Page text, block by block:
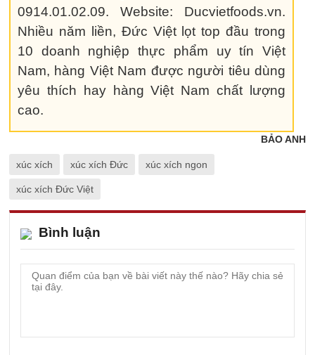
0914.01.02.09. Website: Ducvietfoods.vn.
Nhiều năm liền, Đức Việt lọt top đầu trong
10 doanh nghiệp thực phẩm uy tín Việt
Nam, hàng Việt Nam được người tiêu dùng
yêu thích hay hàng Việt Nam chất lượng
cao.
BẢO ANH
xúc xích xúc xích Đức xúc xích ngon
xúc xích Đức Việt
Bình luận